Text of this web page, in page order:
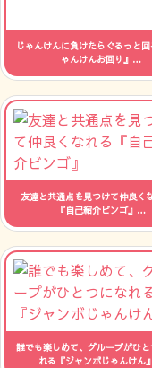
じゃんけんに負けたらぐるっと
ゃんけんお回り』
友達と共通点を見つけて仲良く
『自己紹介ビンゴ』
誰でも楽しめて、グループがひ
れる『ジャンボじゃんけん』